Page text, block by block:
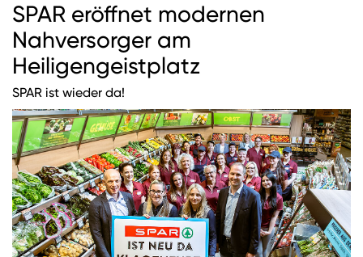
Tirol
Salzburg
Oberösterreich
Niederösterreich
Wien
Burgenland
Steiermark
Kärnten
Unternehmen
SPAR eröffnet modernen
Nahversorger am
Heiligengeistplatz
SPAR ist wieder da!